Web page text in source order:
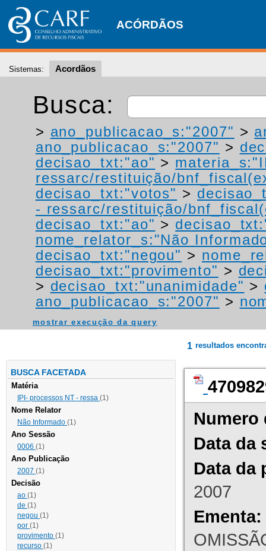
ACÓRDÃOS
Sistemas: Acordãos
Busca:
> ano_publicacao_s:"2007" >
ano_publicacao_s:"2007" >
decisao_txt:"ao" >
ressarc/restituição/
decisao_txt:"votos" >
- ressarc/restituição/
decisao_txt:"ao" >
nome_relator_s:"Não
decisao_txt:"negou" >
decisao_txt:"provimento" >
> decisao_txt:"unanimidade" >
ano_publicacao_s:"2007" >
mostrar execução da query
BUSCA FACETADA
Matéria
IPI- processos NT - ressa (1)
Nome Relator
Não Informado (1)
Ano Sessão
0006 (1)
Ano Publicação
2007 (1)
Decisão
ao (1)
de (1)
negou (1)
por (1)
provimento (1)
recurso (1)
1 resultados
Numero
Data da
Data da
2007
Ementa: